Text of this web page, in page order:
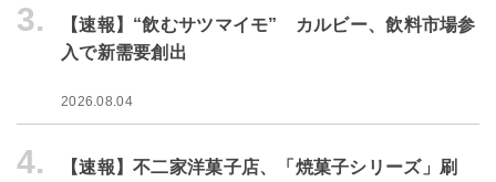
3.
【速報】“飲むサツマイモ” カルビー、飲料市場参
入で新需要創出
2026.08.04
4.
【速報】不二家洋菓子店、「焼菓子シリーズ」刷